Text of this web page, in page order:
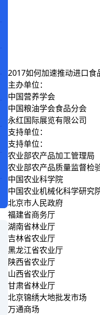
2017如何加速推动进口食
主办单位：
中国营养学会
中国粮油学会食品分会
永红国际展览有限公司
支持单位：
支持单位：
农业部农产品
农业部农产品质量监督检
中国农业
中国农业机械化科学研究
北京市人
福建省商务厅
湖南省林业厅
吉林省农业厅
黑龙江省农业厅
陕西省农业厅
山西省农业厅
甘肃省林业厅
北京锦绣大地批发市场
万通商场